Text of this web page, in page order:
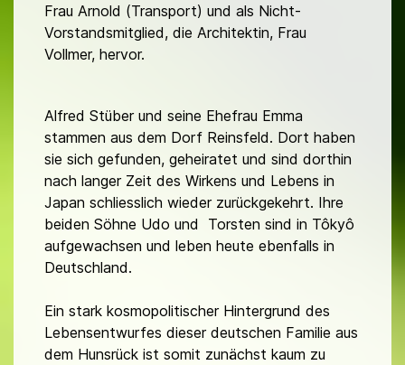
Frau Arnold (Transport) und als Nicht-
Vorstandsmitglied, die Architektin, Frau
Vollmer, hervor.
Alfred Stüber und seine Ehefrau Emma
stammen aus dem Dorf Reinsfeld. Dort haben
sie sich gefunden, geheiratet und sind dorthin
nach langer Zeit des Wirkens und Lebens in
Japan schliesslich wieder zurückgekehrt. Ihre
beiden Söhne Udo und Torsten sind in Tôkyô
aufgewachsen und leben heute ebenfalls in
Deutschland.
Ein stark kosmopolitischer Hintergrund des
Lebensentwurfes dieser deutschen Familie aus
dem Hunsrück ist somit zunächst kaum zu